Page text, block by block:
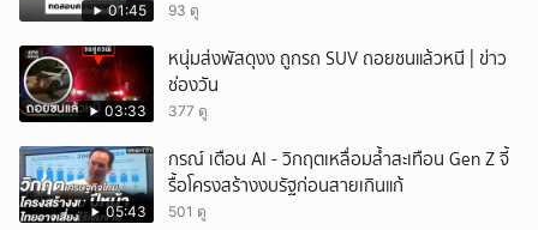
01:45 93 ดู
03:33
หนุ่มส่งพัสดุงง ถูกรถ SUV ถอยชนแล้วหนี | ข่าว
ช่องวัน
377 ดู
05:43
กรณ์ เตือน AI - วิกฤตเหลื่อมล้ำสะเทือน Gen Z จี้
รื้อโครงสร้างงบรัฐก่อนสายเกินแก้
501 ดู